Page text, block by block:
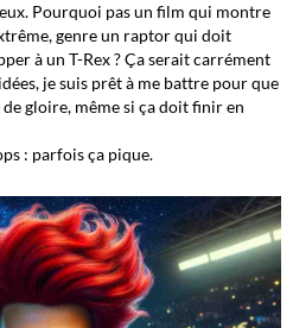
Pourquoi pas un film qui montre
genre un raptor qui doit
à un T-Rex ? Ça serait carrément
je suis prêt à me battre pour que
gloire, même si ça doit finir en
: parfois ça pique.